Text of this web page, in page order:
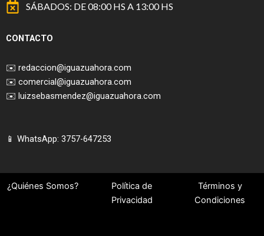
SÁBADOS: DE 08:00 HS A 13:00 HS
CONTACTO
✉️ redaccion@iguazuahora.com
✉️ comercial@iguazuahora.com
✉️ luizsebasmendez@iguazuahora.com
📱 WhatsApp: 3757-647253
¿Quiénes Somos?
Política de
Privacidad
Términos y
Condiciones